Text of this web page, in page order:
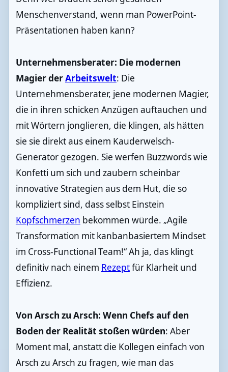
Menschenverstand, wenn man PowerPoint-
Präsentationen haben kann?
Unternehmensberater: Die modernen
Magier derArbeitswelt: Die
Unternehmensberater, jene modernen Magier,
die in ihren schicken Anzügen auftauchen und
mit Wörtern jonglieren, die klingen, als hätten
sie sie direkt aus einem Kauderwelsch-
Generator gezogen. Sie werfen Buzzwords wie
Konfetti um sich und zaubern scheinbar
innovative Strategien aus dem Hut, die so
kompliziert sind, dass selbst Einstein
Kopfschmerzen bekommen würde. „Agile
Transformation mit kanbanbasiertem Mindset
im Cross-Functional Team!“ Ah ja, das klingt
definitiv nach einem Rezeptfür Klarheit und
Effizienz.
Von Arsch zu Arsch: Wenn Chefs auf den
Boden der Realität stoßen würden: Aber
Moment mal, anstatt die Kollegen einfach von
Arsch zu Arsch zu fragen, wie man das